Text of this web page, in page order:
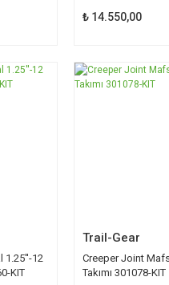
₺ 14.550,00
1.25''-12
KIT
Trail-Gear
Creeper Joint
Takımı 301078-KIT